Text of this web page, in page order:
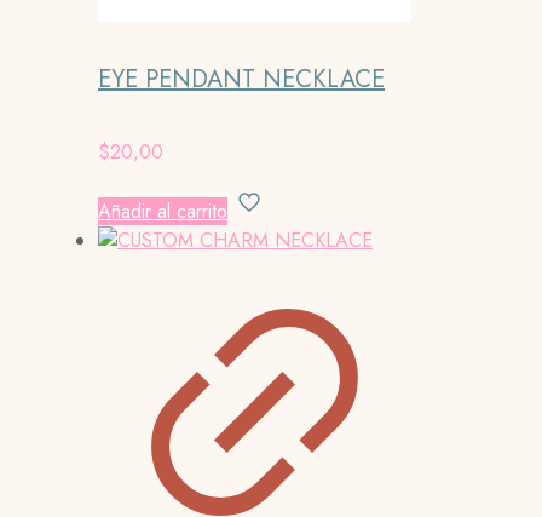
EYE PENDANT NECKLACE
$20,00
Añadir al carrito